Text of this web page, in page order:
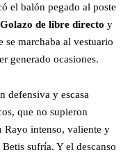
el balón pegado al poste
Golazo de libre directo y
se marchaba al vestuario
generado ocasiones.
defensiva y escasa
que no supieron
Rayo intenso, valiente y
sufría. Y el descanso